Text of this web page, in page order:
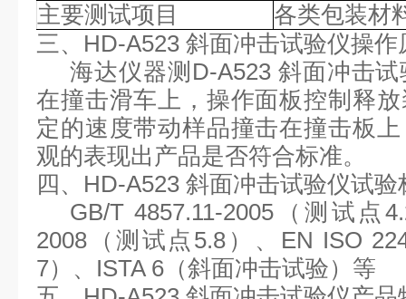
主要测试项目
各类包装材
三、 HD-A523 斜面冲击试验仪操作
海达仪器测 D-A523 斜面冲击
在撞击滑车上，操作面板控制释
定的速度带动样品撞击在撞击板
观的表现出产品是否符合标准。
四、 HD-A523 斜面冲击试验仪试验
GB/T 4857.11-2005（测试点
2008 （测试点 5.8）、 EN ISO
7） 、 ISTA 6（斜面冲击试验）等